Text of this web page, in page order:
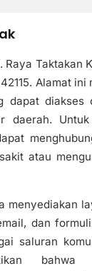
Raya Taktakan
Alamat
dapat diakses
daerah.
atau
menyediakan
dan
saluran
bahwa